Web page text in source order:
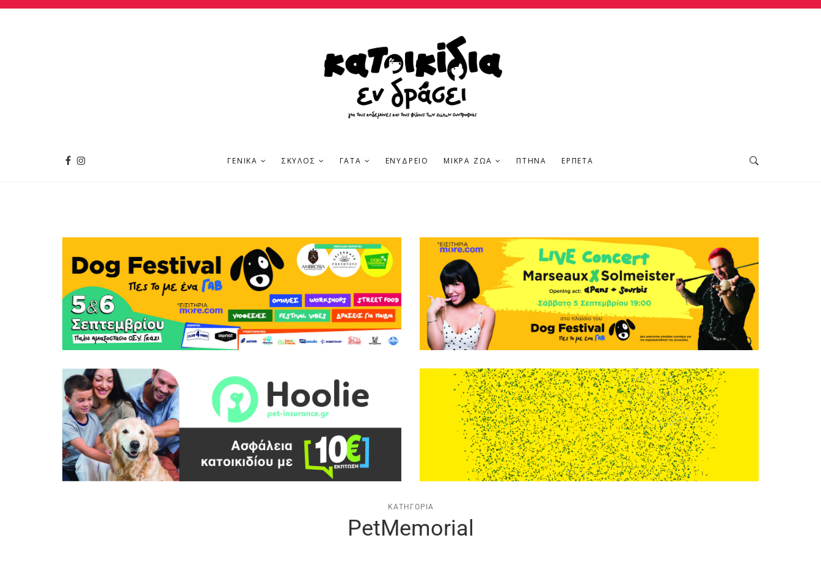
ΓΕΝΙΚΆ ΣΚΎΛΟΣ ΓΆΤΑ ΕΝΥΔΡΕΊΟ ΜΙΚΡΆ ΖΏΑ ΠΤΗΝΆ ΕΡΠΕΤΆ
ΚΑΤΗΓΟΡΊΑ
PetMemorial